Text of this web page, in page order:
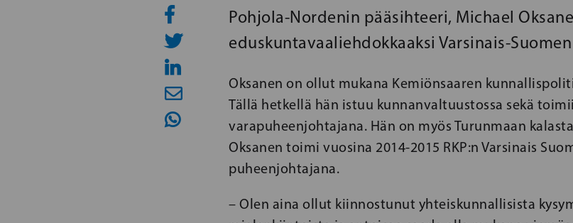
Pohjola-Nordenin pääsihteeri, Michael
eduskuntavaaliehdokkaaksi Varsinais-
Oksanen on ollut mukana Kemiönsaaren
Tällä hetkellä hän istuu kunnanvaltuustossa sekä
varapuheenjohtajana. Hän on myös Turunmaan
Oksanen toimi vuosina 2014-2015 RKP:n Varsinais
puheenjohtajana.
– Olen aina ollut kiinnostunut yhteiskunnallisista